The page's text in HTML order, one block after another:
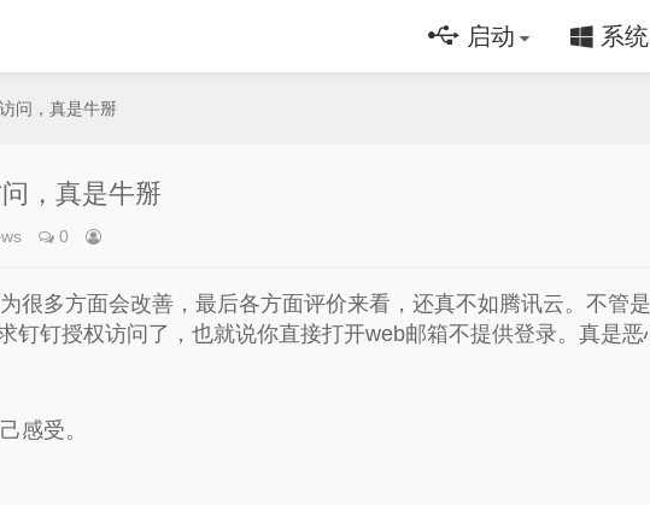
启动 系统
问，真是牛掰
，真是牛掰
0
很多方面会改善，最后各方面评价来看，还真不如腾讯云。不管
钉钉授权访问了，也就说你直接打开web邮箱不提供登录。真是恶
感受。